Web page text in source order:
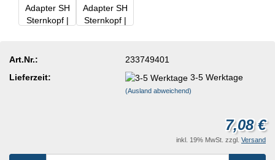
Art.Nr.:
233749401
Lieferzeit:
3-5 Werktage
(Ausland abweichend)
7,08 €
inkl. 19% MwSt. zzgl. Versand